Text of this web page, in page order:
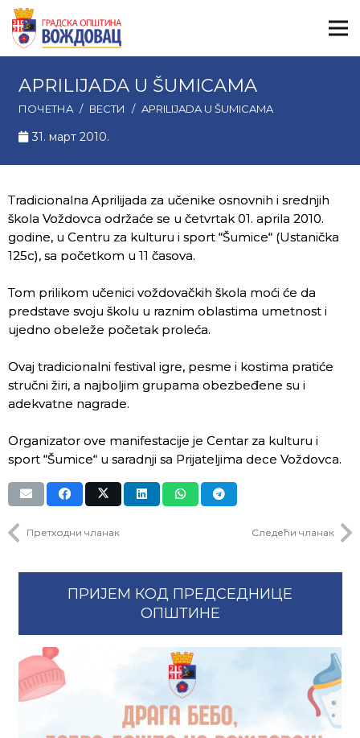
APRILIJADA U ŠUMICAMA
ПОЧЕТНА / ВЕСТИ / APRILIJADA U ŠUMICAMA
31. март 2010.
Tradicionalna Aprilijada za učenike osnovnih i srednjih
škola Voždovca održaće se u četvrtak 01. aprila 2010.
godine, u Centru za kulturu i sport “Šumice“ (Ustanička
125c), sa početkom u 11 časova.
Tom prilikom učenici voždovačkih škola moći će da
predstave svoju školu u raznim oblastima umetnost i
ujedno obeleže početak proleća.
Ovaj tradicionalni festival igre, pesme i kostima pratiće
stručni žiri, a najboljim grupama obezbeđene su i
adekvatne nagrade.
Organizator ove manifestacije je Centar za kulturu i
sport “Šumice“ u saradnji sa Prijateljima dece Voždovca.
Претходни чланак Следећи чланак
ПРИЈЕМ КОД ПРЕДСЕДНИЦЕ
ОПШТИНЕ